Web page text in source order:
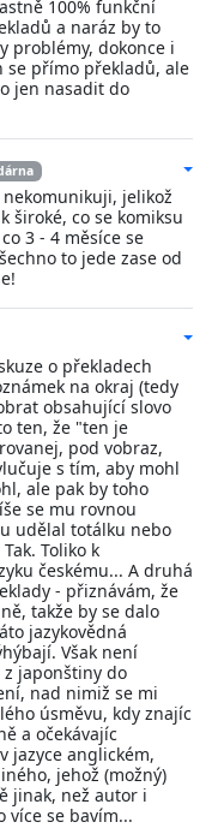
100% funkční
a naráz by to
problémy, dokonce i
se přímo překladů, ale
jen nasadit do
jelikož
široké, co se komiksu
3 - 4 měsíce se
to jede zase od
o překladech
na okraj (tedy
obsahující slovo
ten, že "ten je
pod vobraz,
s tím, aby mohl
ale pak by toho
se mu rovnou
udělal totálku nebo
Toliko k
českému... A druhá
- přiznávám, že
takže by se dalo
jazykovědná
Však není
japonštiny do
nad nimiž se mi
úsměvu, kdy znajíc
a očekávajíc
jazyce anglickém,
jehož (možný)
jinak, než autor i
více se bavím...